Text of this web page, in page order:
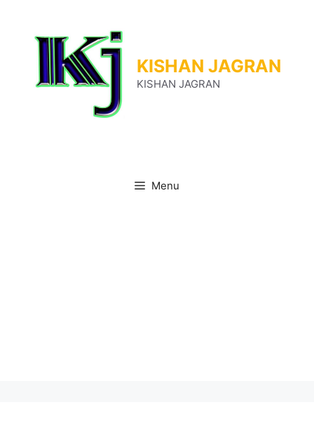
content
KISHAN JAGRAN
KISHAN JAGRAN
Menu